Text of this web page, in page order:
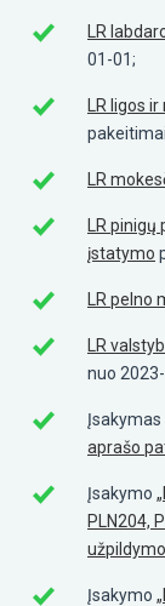
LR
01-01;
LR ligos
LR
LR
įstatymo
LR
LR
nuo
Įsakymas
aprašo
Įsakymo
PLN204,
Įsakymo